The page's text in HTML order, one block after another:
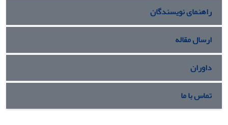
راهنمای نویسندگان
ارسال مقاله
داوران
تماس با ما